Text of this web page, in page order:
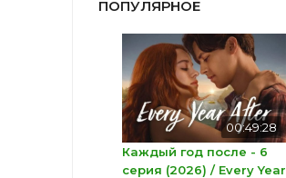
ПОПУЛЯРНОЕ
00:49:28
Каждый год после - 6
серия (2026) / Every Year